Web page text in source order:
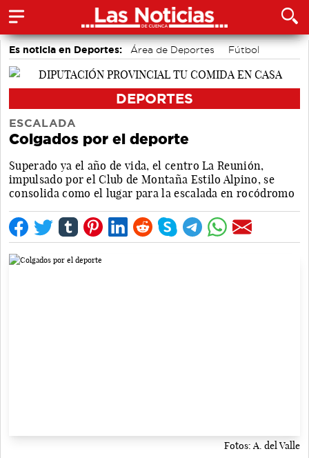
Es noticia en Deportes: Área de Deportes
Fútbol
Motor
Bolos conquenses
DEPORTES
ESCALADA
Colgados por el deporte
Superado ya el año de vida, el centro La Reunión,
impulsado por el Club de Montaña Estilo Alpino, se
consolida como el lugar para la escalada en rocódromo
Fotos: A. del Valle